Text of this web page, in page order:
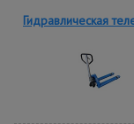
Гидравлическая